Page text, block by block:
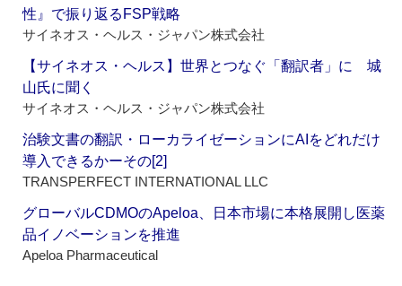
性』で振り返るFSP戦略
サイネオス・ヘルス・ジャパン株式会社
【サイネオス・ヘルス】世界とつなぐ「翻訳者」に 城
山氏に聞く
サイネオス・ヘルス・ジャパン株式会社
治験文書の翻訳・ローカライゼーションにAIをどれだけ
導入できるかーその[2]
TRANSPERFECT INTERNATIONAL LLC
グローバルCDMOのApeloa、日本市場に本格展開し医薬
品イノベーションを推進
Apeloa Pharmaceutical